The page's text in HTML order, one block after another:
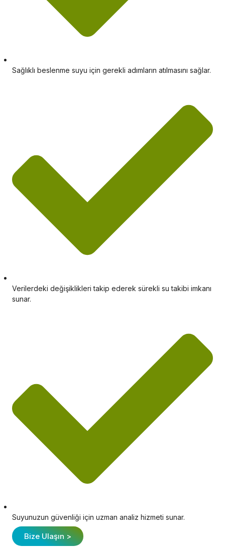
Sağlıklı beslenme suyu için gerekli adımların atılmasını sağlar.
Verilerdeki değişiklikleri takip ederek sürekli su takibi imkanı
sunar.
Suyunuzun güvenliği için uzman analiz hizmeti sunar.
Bize Ulaşın >